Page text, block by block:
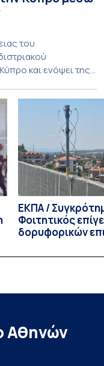
του
και ενόψει της
του Τμήματος
τον Σεπτέμβριο
και
Ηρειώτης, και ο
ΕΚΠΑ /
Φοιτητικός
δορυφορικών
Αθηνών